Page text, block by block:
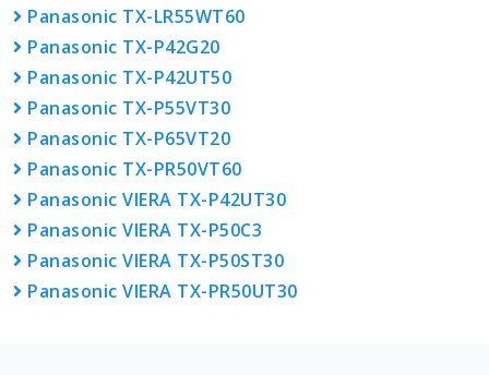
Panasonic TX-LR55WT60
Panasonic TX-P42G20
Panasonic TX-P42UT50
Panasonic TX-P55VT30
Panasonic TX-P65VT20
Panasonic TX-PR50VT60
Panasonic VIERA TX-P42UT30
Panasonic VIERA TX-P50C3
Panasonic VIERA TX-P50ST30
Panasonic VIERA TX-PR50UT30